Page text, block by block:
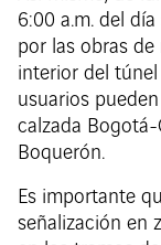
6:00 a.m. del
por las obras
interior del túnel
usuarios
calzada
Boquerón.
Es importante
señalización en